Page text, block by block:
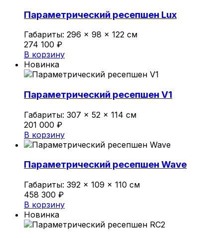
0
Обзор корзины
В корзине нет товаров.
Параметрический ресепшен Lux
Габариты: 296 × 98 × 122 см
274 100 ₽
В корзину
Новинка
Параметрический ресепшен V1
Габариты: 307 × 52 × 114 см
201 000 ₽
В корзину
Параметрический ресепшен Wave
Габариты: 392 × 109 × 110 см
458 300 ₽
В корзину
Новинка